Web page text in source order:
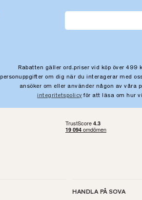
Rabatten gäller ord.priser vid köp över 499
personuppgifter om dig när du interagerar med
ansöker om eller använder någon av våra
integritetspolicy för att läsa om hur
HANDLA PÅ SOVA